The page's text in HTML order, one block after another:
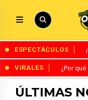
ESPECTÁCULOS
VIRALES ¿Por
ÚLTIMAS